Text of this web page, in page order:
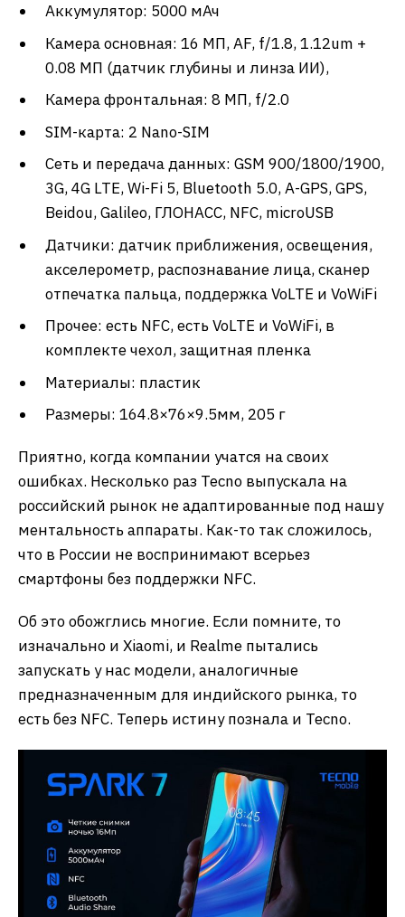
Аккумулятор: 5000 мАч
Камера основная: 16 MП, AF, f/1.8, 1.12um +
0.08 МП (датчик глубины и линза ИИ),
Камера фронтальная: 8 МП, f/2.0
SIM-карта: 2 Nano-SIM
Сеть и передача данных: GSM 900/1800/1900,
3G, 4G LTE, Wi-Fi 5, Bluetooth 5.0, A-GPS, GPS,
Beidou, Galileo, ГЛОНАСС, NFC, microUSB
Датчики: датчик приближения, освещения,
акселерометр, распознавание лица, сканер
отпечатка пальца, поддержка VoLTE и VoWiFi
Прочее: есть NFC, есть VoLTE и VoWiFi, в
комплекте чехол, защитная пленка
Материалы: пластик
Размеры: 164.8×76×9.5мм, 205 г
Приятно, когда компании учатся на своих
ошибках. Несколько раз Tecno выпускала на
российский рынок не адаптированные под нашу
ментальность аппараты. Как-то так сложилось,
что в России не воспринимают всерьез
смартфоны без поддержки NFC.
Об это обожглись многие. Если помните, то
изначально и Xiaomi, и Realme пытались
запускать у нас модели, аналогичные
предназначенным для индийского рынка, то
есть без NFC. Теперь истину познала и Tecno.